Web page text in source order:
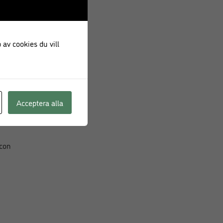
cookies du vill
Acceptera alla